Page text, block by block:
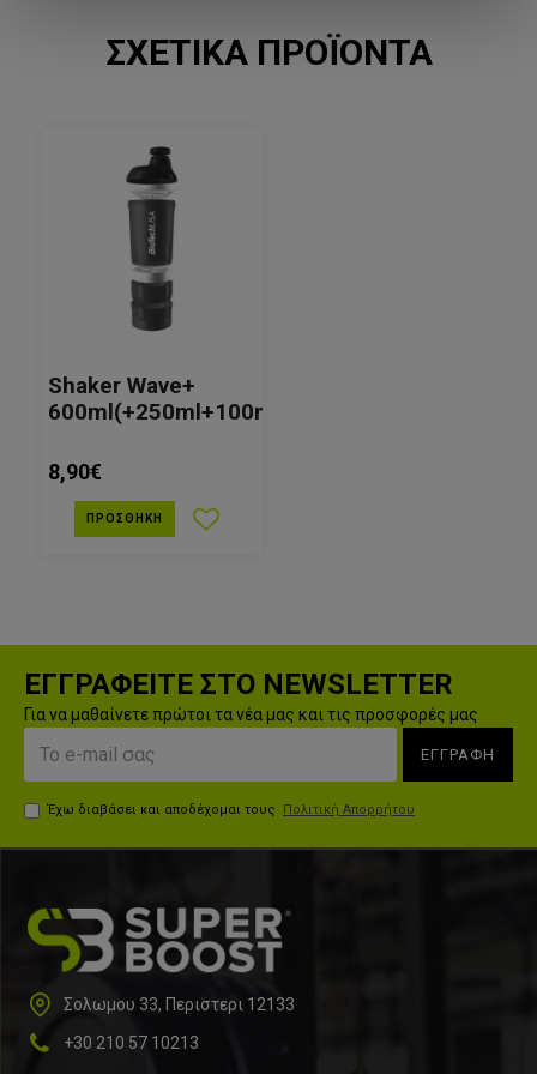
επεξεργάζονται γάλα, αυγά, σόγια, φιστίκια, φουντούκια, σέλινο,
ψάρια και καρκινοειδή.
ΣΧΕΤΙΚΆ ΠΡΟΪΌΝΤΑ
Shaker Wave+
600ml(+250ml+100ml)
8,90€
ΠΡΟΣΘΉΚΗ
ΕΓΓΡΑΦΕΙΤΕ ΣΤΟ NEWSLETTER
Για να μαθαίνετε πρώτοι τα νέα μας και τις προσφορές μας
ΕΓΓΡΑΦΗ
Έχω διαβάσει και αποδέχομαι τους Πολιτική Απορρήτου
Σολωμου 33, Περιστερι 12133
+30 210 57 10213